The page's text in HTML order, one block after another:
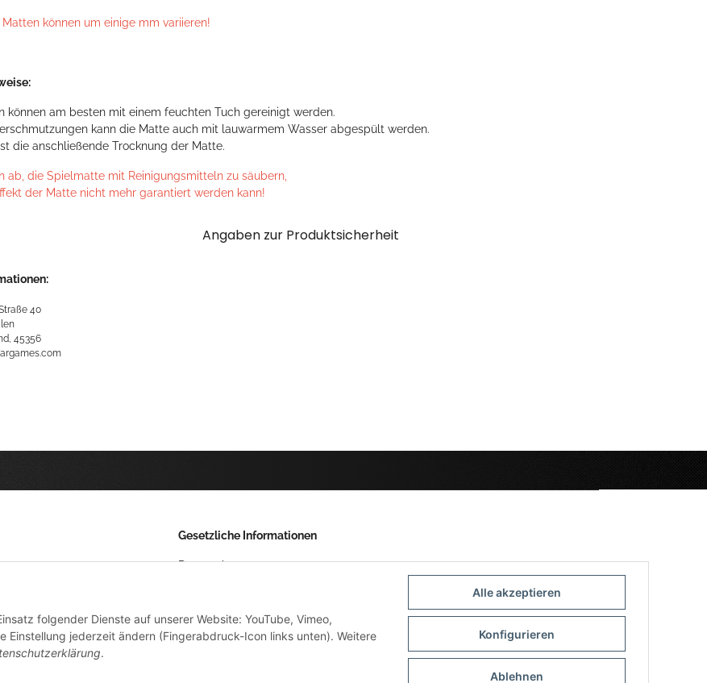
Matten können um einige mm variieren!
können am besten mit einem feuchten Tuch gereinigt werden.
kann die Matte auch mit lauwarmem Wasser abgespült werden.
die anschließende Trocknung der Matte.
ab, die Spielmatte mit Reinigungsmitteln zu säubern,
der Matte nicht mehr garantiert werden kann!
Angaben zur Produktsicherheit
40
45356
Gesetzliche Informationen
Datenschutz
Sitemap
folgender Dienste auf unserer Website: YouTube, Vimeo,
Einstellung jederzeit ändern (Fingerabdruck-Icon links unten). Weitere
.
Alle akzeptieren
Konfigurieren
Ablehnen